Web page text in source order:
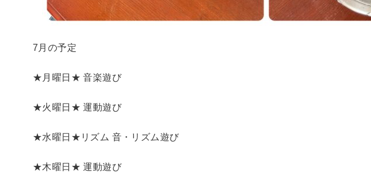
7月の予定
★月曜日★ 音楽遊び
★火曜日★ 運動遊び
★水曜日★リズム 音・リズム遊び
★木曜日★ 運動遊び